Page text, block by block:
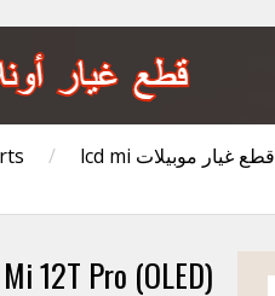
قطع غيار موبيلات Xiaomi /
lcd mi
12T Pro (OLED)